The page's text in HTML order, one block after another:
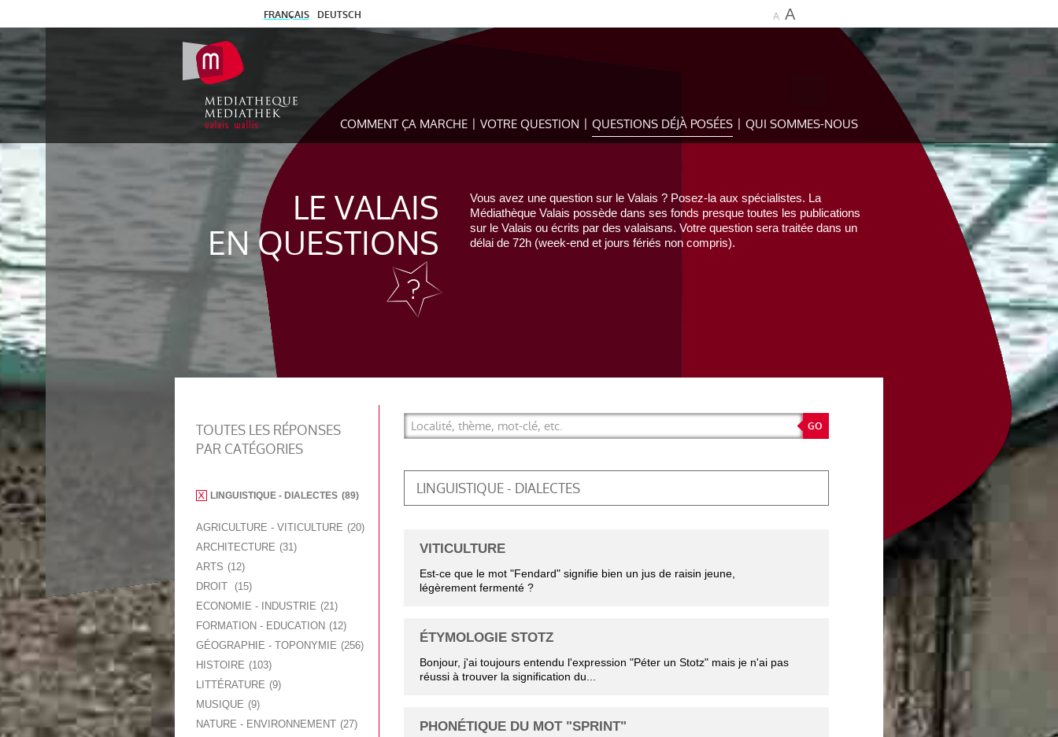
FRANÇAIS DEUTSCH A A
COMMENT ÇA MARCHE VOTRE QUESTION QUESTIONS DÉJÀ POSÉES QUI SOMMES-NOUS
LE VALAIS
EN QUESTIONS
Vous avez une question sur le Valais ? Posez-la aux spécialistes. La
Médiathèque Valais possède dans ses fonds presque toutes les publications
sur le Valais ou écrits par des valaisans. Votre question sera traitée dans un
délai de 72h (week-end et jours fériés non compris).
TOUTES LES RÉPONSES
PAR CATÉGORIES
AGRICULTURE - VITICULTURE
20
ARCHITECTURE
31
ARTS
12
DROIT
15
ECONOMIE - INDUSTRIE
21
FORMATION - EDUCATION
12
GÉOGRAPHIE - TOPONYMIE
256
HISTOIRE
103
LINGUISTIQUE - DIALECTES 89
LITTÉRATURE
9
MUSIQUE
9
NATURE - ENVIRONNEMENT 27
LINGUISTIQUE - DIALECTES
VITICULTURE
Est-ce que le mot "Fendard" signifie bien un jus de raisin jeune,
légèrement fermenté ?
ÉTYMOLOGIE STOTZ
Bonjour, j'ai toujours entendu l'expression "Péter un Stotz" mais je n'ai pas
réussi à trouver la signification du...
PHONÉTIQUE DU MOT "SPRINT"